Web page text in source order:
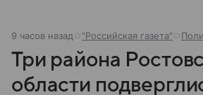
9 часов назад "Российская газета"
Три района
области